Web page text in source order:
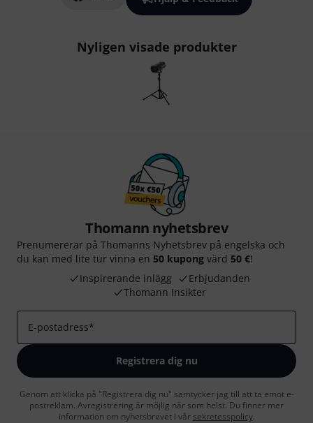
Nyligen visade produkter
Thomann nyhetsbrev
Prenumererar på Thomanns Nyhetsbrev på engelska och
du kan med lite tur vinna en 50 kupong värd 50 €!
Inspirerande inlägg
Erbjudanden
Thomann Insikter
E-postadress*
Registrera dig nu
Genom att klicka på "Registrera dig nu" samtycker jag till att ta emot e-
postreklam. Avregistrering är möjlig när som helst. Du finner mer
information om nyhetsbrevet i vår sekretesspolicy.